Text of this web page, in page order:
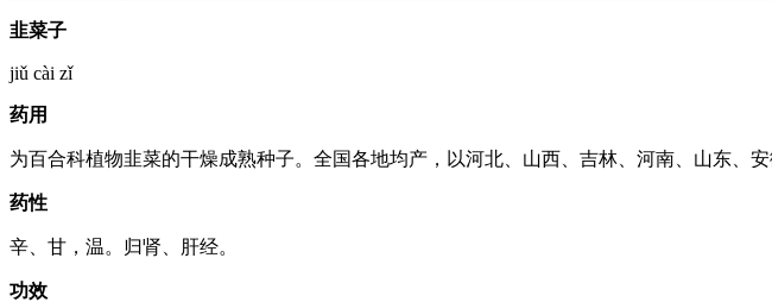
韭菜子
jiǔ cài zǐ
药用
为百合科植物韭菜的干燥成熟种子。全国各地均产，以河北、山西、吉林、河南、山东、
药性
辛、甘，温。归肾、肝经。
功效